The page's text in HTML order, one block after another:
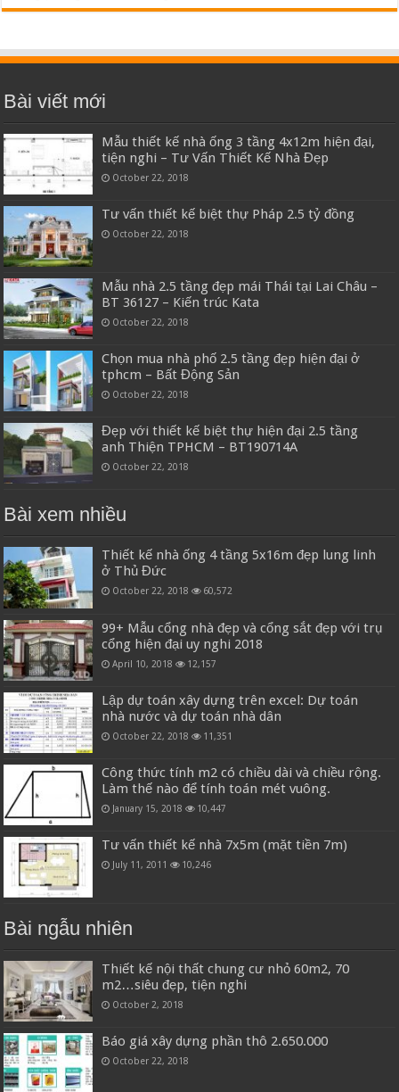
Bài viết mới
Mẫu thiết kế nhà ống 3 tầng 4x12m hiện đại,
tiện nghi – Tư Vấn Thiết Kế Nhà Đẹp
October 22, 2018
Tư vấn thiết kế biệt thự Pháp 2.5 tỷ đồng
October 22, 2018
Mẫu nhà 2.5 tầng đẹp mái Thái tại Lai Châu –
BT 36127 – Kiến trúc Kata
October 22, 2018
Chọn mua nhà phố 2.5 tầng đẹp hiện đại ở
tphcm – Bất Động Sản
October 22, 2018
Đẹp với thiết kế biệt thự hiện đại 2.5 tầng
anh Thiện TPHCM – BT190714A
October 22, 2018
Bài xem nhiều
Thiết kế nhà ống 4 tầng 5x16m đẹp lung linh
ở Thủ Đức
October 22, 2018 60,572
99+ Mẫu cổng nhà đẹp và cổng sắt đẹp với trụ
cổng hiện đại uy nghi 2018
April 10, 2018 12,157
Lập dự toán xây dựng trên excel: Dự toán
nhà nước và dự toán nhà dân
October 22, 2018 11,351
Công thức tính m2 có chiều dài và chiều rộng.
Làm thế nào để tính toán mét vuông.
January 15, 2018 10,447
Tư vấn thiết kế nhà 7x5m (mặt tiền 7m)
July 11, 2011 10,246
Bài ngẫu nhiên
Thiết kế nội thất chung cư nhỏ 60m2, 70
m2…siêu đẹp, tiện nghi
October 2, 2018
Báo giá xây dựng phần thô 2.650.000
October 22, 2018